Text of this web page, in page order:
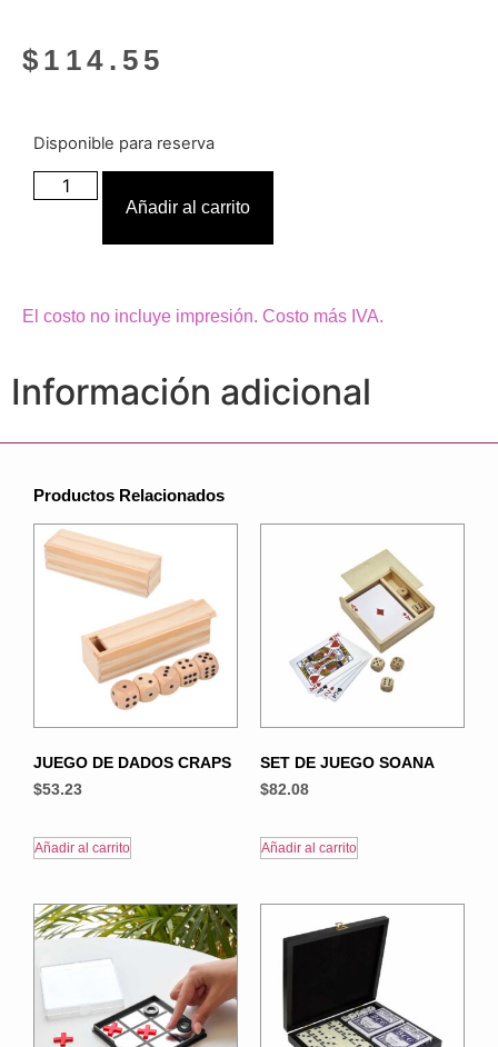
$ 114.55
Disponible para reserva
Añadir al carrito
El costo no incluye impresión. Costo más IVA.
Información adicional
Productos Relacionados
JUEGO DE DADOS CRAPS
$53.23
Añadir al carrito
SET DE JUEGO SOANA
$82.08
Añadir al carrito